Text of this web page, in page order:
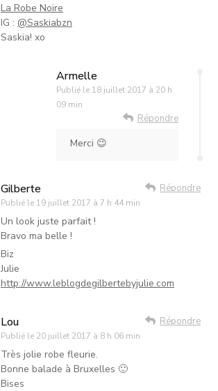
La Robe Noire
IG : @Saskiabzn
Saskia! xo
Armelle
Publié le 18 juillet 2017 à 20 h
09 min
Répondre
Merci 😉
Gilberte
Publié le 19 juillet 2017 à 7 h 44 min
Répondre
Un look juste parfait !
Bravo ma belle !
Biz
Julie
http://www.leblogdegilbertebyjulie.com
Lou
Publié le 20 juillet 2017 à 8 h 06 min
Répondre
Très jolie robe fleurie.
Bonne balade à Bruxelles 🙂
Bises